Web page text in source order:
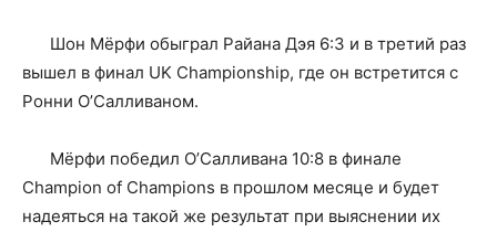
Шон Мёрфи обыграл Райана Дэя 6:3 и в третий раз
вышел в финал UK Championship, где он встретится с
Ронни О’Салливаном.
Мёрфи победил О’Салливана 10:8 в финале
Champion of Champions в прошлом месяце и будет
надеяться на такой же результат при выяснении их